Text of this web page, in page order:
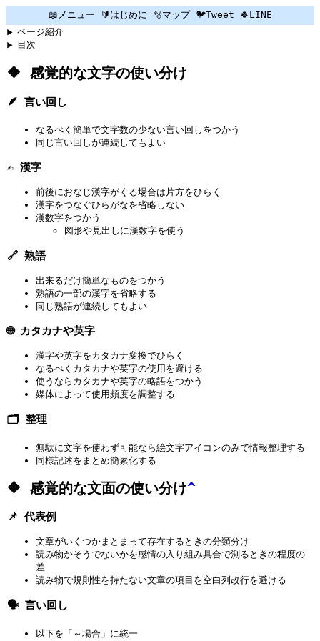
📖メニュー 🔰はじめに 🫧マップ 🐦Tweet
🍀LINE
ページ紹介
目次
🔶 感覚的な文字の使い分け
🪶 言い回し
なるべく簡単で文字数の少ない言い回しをつかう
同じ言い回しが連続してもよい
✍️ 漢字
前後におなじ漢字がくる場合は片方をひらく
漢字をつなぐひらがなを省略しない
漢数字をつかう
図形や見出しに漢数字を使う
🔗 熟語
出来るだけ簡単なものをつかう
熟語の一部の漢字を省略する
同じ熟語が連続してもよい
🌐 カタカナや英字
漢字や英字をカタカナ変換でひらく
なるべくカタカナや英字の使用を避ける
使うならカタカナや英字の略語をつかう
媒体によって使用頻度を調整する
🗂️ 整理
無駄に文字を使わず可能なら絵文字アイコンのみで情報整理する
同様記述をまとめ簡素化する
🔶 感覚的な文面の使い分け^
📌 代表例
文章がいくつかまとまって存在するときの分類分け
読み物かそうでないかを感情の入り組み具合で測るときの程度の
差
読み物で規則性を持たない文章の項目を空白列改行を避ける
🗣️ 言い回し
以下を「～場合」に統一